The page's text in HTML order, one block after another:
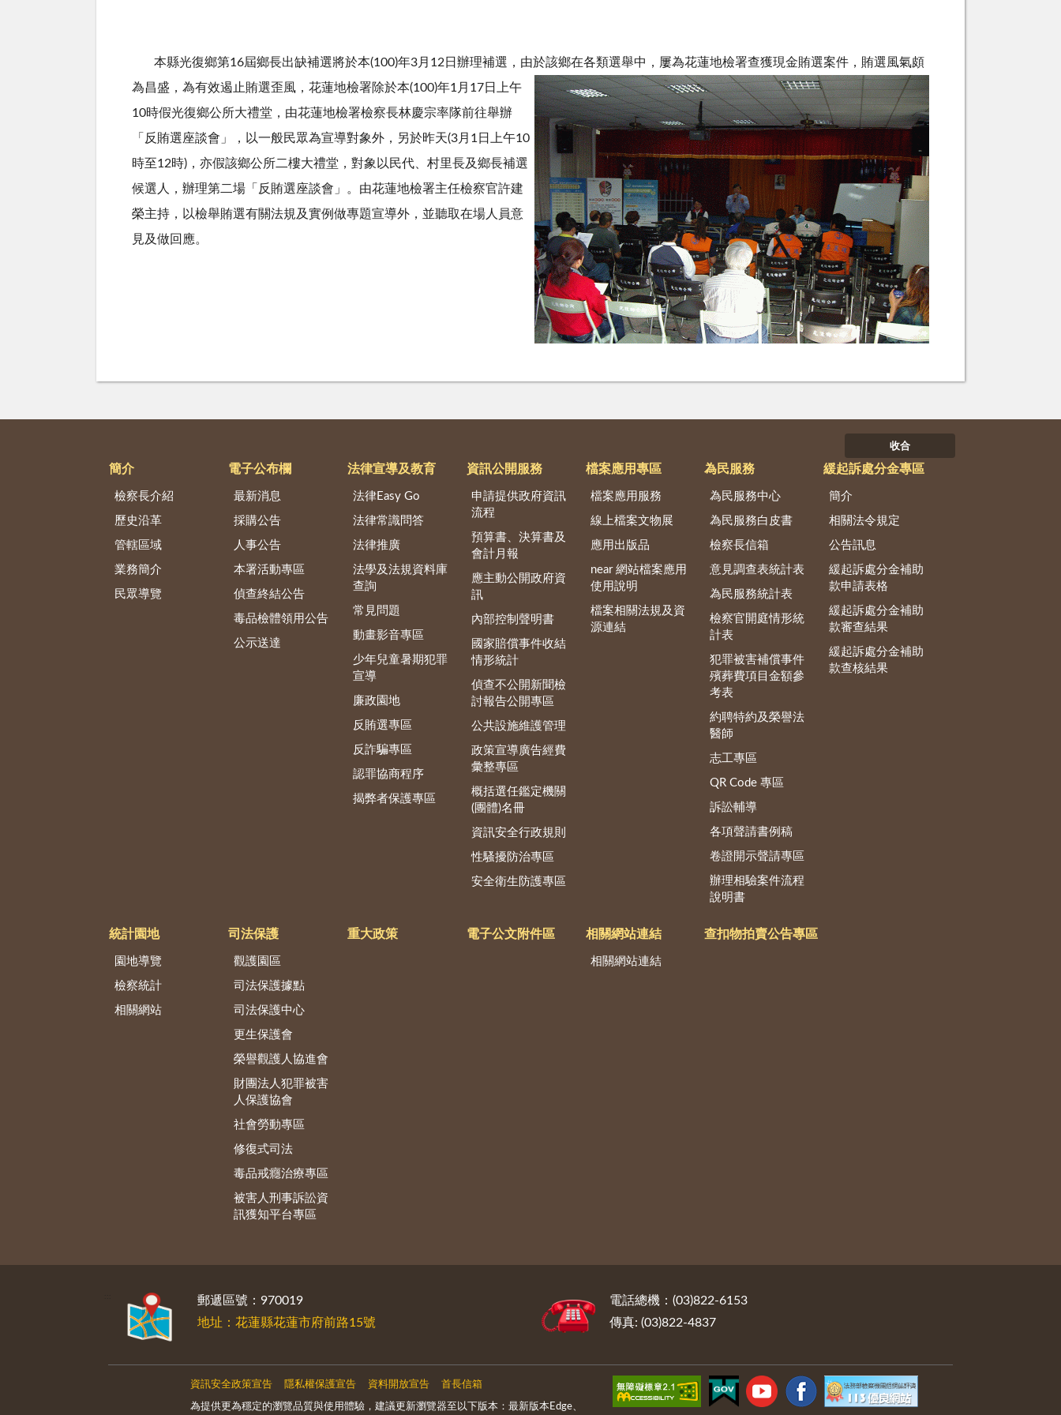
本縣光復鄉第16屆鄉長出缺補選將於本(100)年3月12日辦理補選，由於該鄉在各類選舉中，屢為花蓮地檢署查獲現金賄選案件，賄選風氣頗
為昌盛，為有效遏止賄選歪風，花蓮地檢署除於本(100)年1月17日上午
10時假光復鄉公所大禮堂，由花蓮地檢署檢察長林慶宗率隊前往舉辦
「反賄選座談會」，以一般民眾為宣導對象外，另於昨天(3月1日上午10
時至12時)，亦假該鄉公所二樓大禮堂，對象以民代、村里長及鄉長補選
候選人，辦理第二場「反賄選座談會」。由花蓮地檢署主任檢察官許建
榮主持，以檢舉賄選有關法規及實例做專題宣導外，並聽取在場人員意
見及做回應。
收合
簡介
檢察長介紹
歷史沿革
管轄區域
業務簡介
民眾導覽
電子公布欄
最新消息
採購公告
人事公告
本署活動專區
偵查終結公告
毒品檢體領用公告
公示送達
法律宣導及教育
法律Easy Go
法律常識問答
法律推廣
法學及法規資料庫
查詢
常見問題
動畫影音專區
少年兒童暑期犯罪
宣導
廉政園地
反賄選專區
反詐騙專區
認罪協商程序
揭弊者保護專區
資訊公開服務
申請提供政府資訊
流程
預算書、決算書及
會計月報
應主動公開政府資
訊
內部控制聲明書
國家賠償事件收結
情形統計
偵查不公開新聞檢
討報告公開專區
公共設施維護管理
政策宣導廣告經費
彙整專區
概括選任鑑定機關
(團體)名冊
資訊安全行政規則
性騷擾防治專區
安全衛生防護專區
檔案應用專區
檔案應用服務
線上檔案文物展
應用出版品
near 網站檔案應用
使用說明
檔案相關法規及資
源連結
為民服務
為民服務中心
為民服務白皮書
檢察長信箱
意見調查表統計表
為民服務統計表
檢察官開庭情形統
計表
犯罪被害補償事件
殯葬費項目金額參
考表
約聘特約及榮譽法
醫師
志工專區
QR Code 專區
訴訟輔導
各項聲請書例稿
卷證開示聲請專區
辦理相驗案件流程
說明書
緩起訴處分金專區
簡介
相關法令規定
公告訊息
緩起訴處分金補助
款申請表格
緩起訴處分金補助
款審查結果
緩起訴處分金補助
款查核結果
統計園地
園地導覽
檢察統計
相關網站
司法保護
觀護園區
司法保護據點
司法保護中心
更生保護會
榮譽觀護人協進會
財團法人犯罪被害
人保護協會
社會勞動專區
修復式司法
毒品戒癮治療專區
被害人刑事訴訟資
訊獲知平台專區
重大政策 電子公文附件區 相關網站連結
相關網站連結
查扣物拍賣公告專區
郵遞區號：970019
地址：花蓮縣花蓮市府前路15號
電話總機：(03)822-6153
傳真: (03)822-4837
資訊安全政策宣告 隱私權保護宣告 資料開放宣告 首長信箱
為提供更為穩定的瀏覽品質與使用體驗，建議更新瀏覽器至以下版本：最新版本Edge、